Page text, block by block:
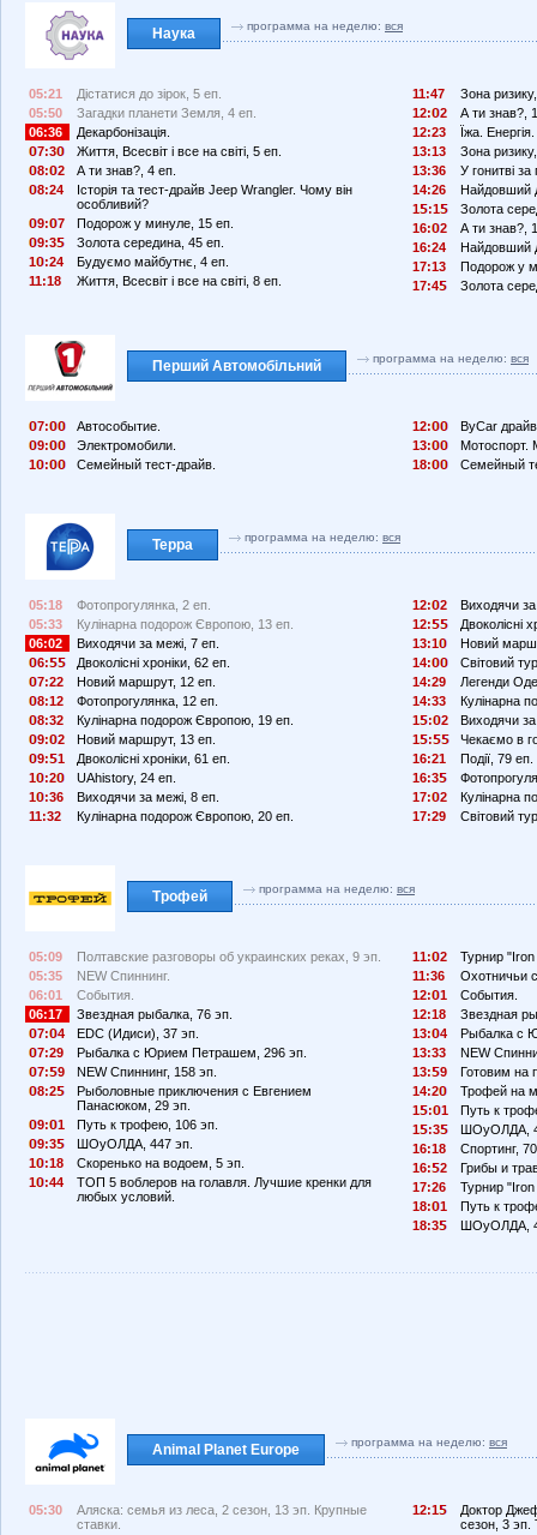
Наука программа на неделю: вся
05:21
Дістатися до зірок, 5 еп.
05:50
Загадки планети Земля, 4 еп.
06:36
Декарбонізація.
7:3
Життя, Всесвіт і все на світі, 5 еп.
8:
2
А ти знав?, 4 еп.
8:24
Історія та тест-драйв Jeep Wrangler. Чому він
особливий?
9:
7
Подорож у минуле, 15 еп.
9:3
Золота середина, 45 еп.
1
:24
Будуємо майбутнє, 4 еп.
11:18
Життя, Всесвіт і все на світі, 8 еп.
11:47
Зона
12:
2
А ти знав?,
12:23
Їжа.
13:13
Зона
13:36
У гонитві за
14:26
Найдовший
1
:1
Золота
16:
2
А ти знав?,
16:24
Найдовший
17:13
Подорож у
17:4
Золота
Перший Автомобільний программа на неделю: вся
7:
Автособытие.
9:
Электромобили.
1
: Семейный тест-драйв.
12:
ByCar
13:
Мотоспорт.
18:
Семейный
Терра программа на неделю: вся
05:18
Фотопрогулянка, 2 еп.
05:33
Кулінарна подорож Європою, 13 еп.
06:02
Виходячи за межі, 7 еп.
6:
Двоколісні хроніки, 62 еп.
7:22
Новий маршрут, 12 еп.
8:12
Фотопрогулянка, 12 еп.
8:32
Кулінарна подорож Європою, 19 еп.
9:
2
Новий маршрут, 13 еп.
9:
1
Двоколісні хроніки, 61 еп.
1
:2
UAhistory, 24 еп.
1
:36
Виходячи за межі, 8 еп.
11:32
Кулінарна подорож Європою, 20 еп.
12: 2
Виходячи
12:
Двоколісні
13:1
Новий
14:
Світовий
14:29
Легенди
14:33
Кулінарна
1
: 2
Виходячи
1
:
Чекаємо в
16:21
Події, 79 еп.
16:3
17:
2
Кулінарна
17:29
Світовий
Трофей программа на неделю: вся
05:09
Полтавские разговоры об украинских реках, 9 эп.
05:35
NEW Спиннинг.
06:01
События.
06:17
Звездная рыбалка, 76 эп.
7:
4
EDC (Идиси), 37 эп.
7:29
Рыбалка с Юрием Петрашем, 296 эп.
7:
9
NEW Спиннинг, 158 эп.
8:2
Рыболовные приключения с Евгением
Панасюком, 29 эп.
9:
1
Путь к трофею, 106 эп.
9:3
ШОуОЛДА, 447 эп.
1
:18
Скоренько на водоем, 5 эп.
1
:44
ТОП 5 воблеров на голавля. Лучшие кренки для
любых условий.
11: 2
Турнир
11:36
Охотничьи
12:
1
События.
12:18
Звездная
13:
4
Рыбалка с
13:33
NEW
13:
9
Готовим на
14:2
Трофей на
1
: 1
Путь к
1
:3
ШОуОЛДА,
16:18
Спортинг,
16:
2
Грибы и
17:26
Турнир
18:
1
Путь к
18:3
ШОуОЛДА,
Animal Planet Europe программа на неделю: вся
05:30
Аляска: семья из леса, 2 сезон, 13 эп. Крупные
ставки.
12:1
Доктор
сезон, 3 эп.